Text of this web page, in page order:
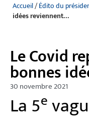
Accueil/Édito du
idées reviennent…
Le Covid
bonnes
30 novembre 2021
La 5e